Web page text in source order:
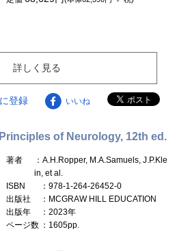
詳しく見る
登録 いいね
of Neurology, 12th ed.
著者
：A.H.Ropper, M.A.Samuels, J.P.Kle
in, et al.
ISBN
：978-1-264-26452-0
出版社
：MCGRAW HILL EDUCATION
出版年
：2023年
ページ数 ：1605pp.